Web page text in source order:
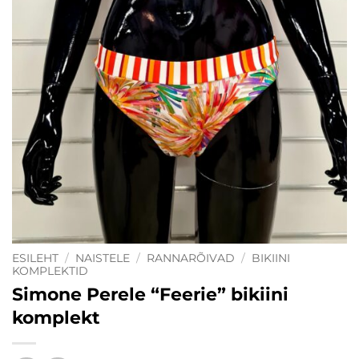
ESILEHT / NAISTELE / RANNARÕIVAD / BIKIINI
KOMPLEKTID
Simone Perele “Feerie” bikiini
komplekt